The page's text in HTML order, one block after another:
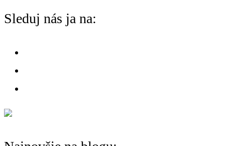
o
na:
Sleduj nás ja na: